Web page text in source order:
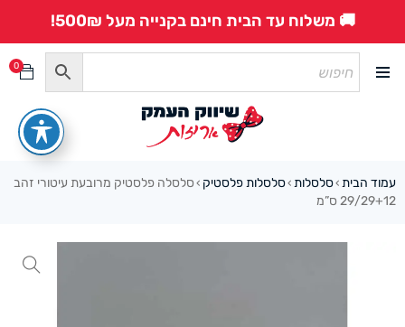
🚚 משלוח עד הבית חינם בקנייה מעל 500₪!
0
עמוד הבית ›סלסלות ›סלסלות פלסטיק › סלסלה פלסטיק מרובעת עיטורי זהב
29/29+12 ס”מ